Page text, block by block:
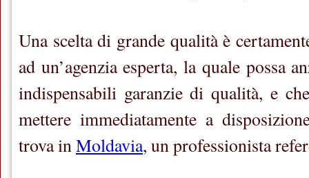
Una scelta di grande qualità è
ad un’agenzia esperta, la quale possa
indispensabili garanzie di qualità, e
mettere immediatamente a
trova in Moldavia, un professionista